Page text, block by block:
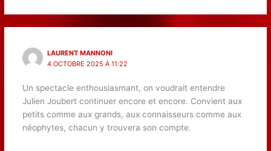
LAURENT MANNONI
4 OCTOBRE 2025 À 11:22
Un spectacle enthousiasmant, on voudrait entendre
Julien Joubert continuer encore et encore. Convient aux
petits comme aux grands, aux connaisseurs comme aux
néophytes, chacun y trouvera son compte.